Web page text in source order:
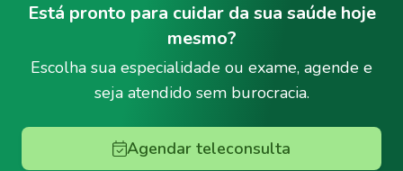
Está pronto para cuidar da sua saúde hoje
mesmo?
Escolha sua especialidade ou exame, agende e
seja atendido sem burocracia.
Agendar teleconsulta